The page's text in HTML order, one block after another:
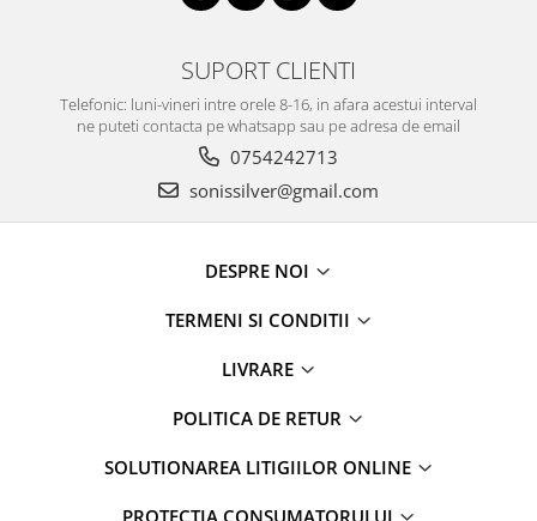
SUPORT CLIENTI
Telefonic: luni-vineri intre orele 8-16, in afara acestui interval
ne puteti contacta pe whatsapp sau pe adresa de email
0754242713
sonissilver@gmail.com
DESPRE NOI
TERMENI SI CONDITII
LIVRARE
POLITICA DE RETUR
SOLUTIONAREA LITIGIILOR ONLINE
PROTECȚIA CONSUMATORULUI